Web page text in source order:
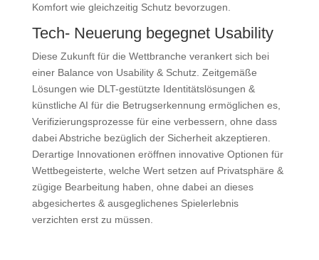
Komfort wie gleichzeitig Schutz bevorzugen.
Tech- Neuerung begegnet Usability
Diese Zukunft für die Wettbranche verankert sich bei
einer Balance von Usability & Schutz. Zeitgemäße
Lösungen wie DLT-gestützte Identitätslösungen &
künstliche AI für die Betrugserkennung ermöglichen es,
Verifizierungsprozesse für eine verbessern, ohne dass
dabei Abstriche bezüglich der Sicherheit akzeptieren.
Derartige Innovationen eröffnen innovative Optionen für
Wettbegeisterte, welche Wert setzen auf Privatsphäre &
zügige Bearbeitung haben, ohne dabei an dieses
abgesichertes & ausgeglichenes Spielerlebnis
verzichten erst zu müssen.